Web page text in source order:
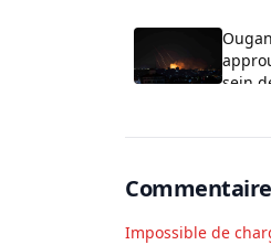
sein
Impossible de